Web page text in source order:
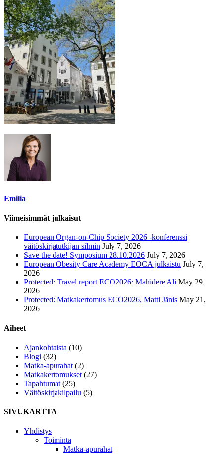
Emilia
Viimeisimmät julkaisut
European Organ-on-Chip Society 2026 -konferenssi
väitöskirjatutkijan silmin July 7, 2026
Save the date! Symposium 28.10.2026 July 7, 2026
European Obesity Care Academy EOCA julkaistu July 7,
2026
Protected: Travel report ECO2026: Mahidere Ali May 29,
2026
Protected: Matkakertomus ECO2026, Matti Jänis May 21,
2026
Aiheet
Ajankohtaista (10)
Blogi (32)
Matka-apurahat (2)
Matkakertomukset (27)
Tapahtumat (25)
Väitöskirjakilpailu (5)
SIVUKARTTA
Yhdistys
Toiminta
Matka-apurahat